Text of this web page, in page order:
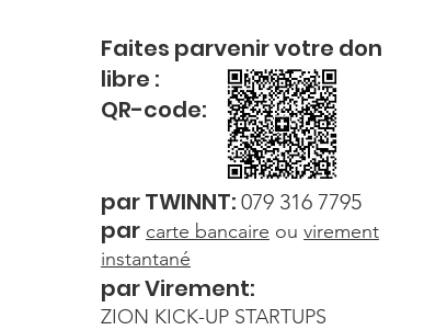
Faites parvenir votre don
libre :
QR-code:
parTWINNT: 079 316 7795
par carte bancaire ou virement
instantané
par Virement:
ZION KICK-UP STARTUPS